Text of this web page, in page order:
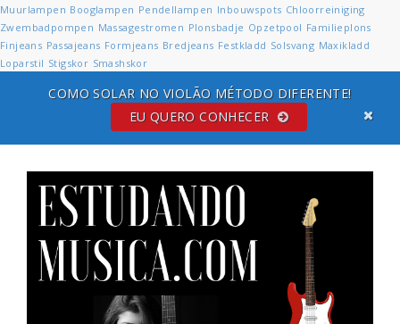
Muurlampen Booglampen Pendellampen Inbouwspots Chloorreiniging
Zwembadpompen Massagestromen Plonsbadje Opzetpool Familieplons
Finjeans Passajeans Formjeans Bredjeans Festkladd Solsvang Maxikladd
Loparstil Stigskor Smashskor
EU QUERO CONHECER